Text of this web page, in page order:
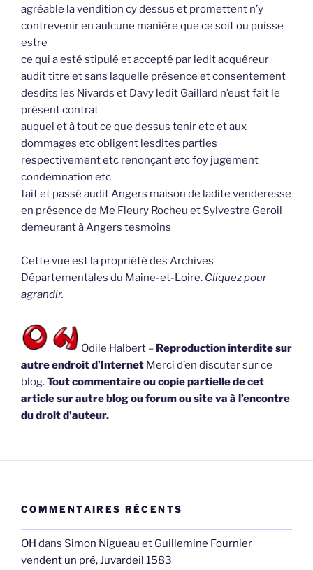
agréable la vendition cy dessus et promettent n’y
contrevenir en aulcune manière que ce soit ou puisse
estre
ce qui a esté stipulé et accepté par ledit acquéreur
audit titre et sans laquelle présence et consentement
desdits les Nivards et Davy ledit Gaillard n’eust fait le
présent contrat
auquel et à tout ce que dessus tenir etc et aux
dommages etc obligent lesdites parties
respectivement etc renonçant etc foy jugement
condemnation etc
fait et passé audit Angers maison de ladite venderesse
en présence de Me Fleury Rocheu et Sylvestre Geroil
demeurant à Angers tesmoins
Cette vue est la propriété des Archives
Départementales du Maine-et-Loire. Cliquez pour
agrandir.
Odile Halbert – Reproduction interdite sur
autre endroit d’Internet Merci d’en discuter sur ce
blog.Tout commentaire ou copie partielle de cet
article sur autre blog ou forum ou site va à l’encontre
du droit d’auteur.
COMMENTAIRES RÉCENTS
OH dans Simon Nigueau et Guillemine Fournier
vendent un pré, Juvardeil 1583